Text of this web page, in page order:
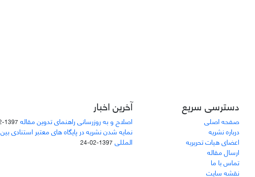
دسترسی سریع
صفحه اصلی
درباره نشریه
اعضای هیات تحریریه
ارسال مقاله
تماس با ما
نقشه سایت
آخرین اخبار
اصلاح و به روزرسانی راهنمای تدوین مقاله 1397-02-24
نمایه شدن نشریه در پایگاه های معتبر استنادی بین
المللی 1397-02-24